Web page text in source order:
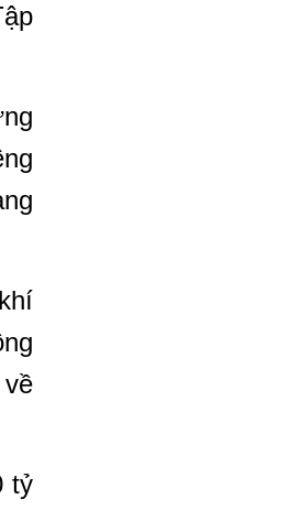
tỷ